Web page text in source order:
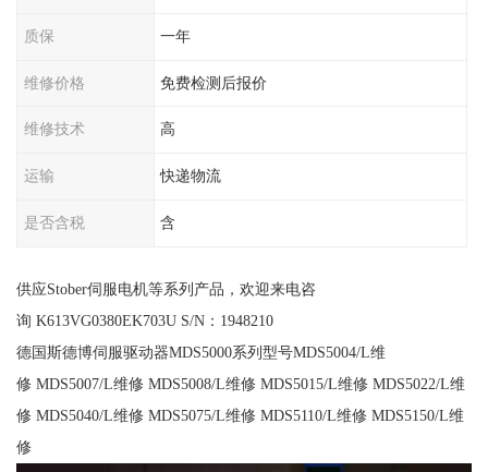
质保 一年
维修价格 免费检测后报价
维修技术 高
运输 快递物流
是否含税 含
供应Stober伺服电机等系列产品，欢迎来电咨
询 K613VG0380EK703U S/N：1948210
德国斯德博伺服驱动器MDS5000系列型号MDS5004/L维
修 MDS5007/L维修 MDS5008/L维修 MDS5015/L维修 MDS5022/L维
修 MDS5040/L维修 MDS5075/L维修 MDS5110/L维修 MDS5150/L维
修